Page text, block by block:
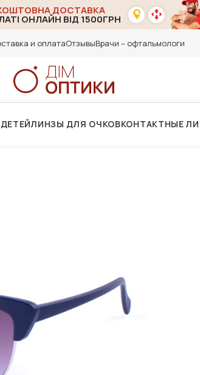
ДОСТАВКА
ОНЛАЙН ВІД 1500ГРН
и оплатаОтзывыВрачи – офтальмологи
ЛИНЗЫ ДЛЯ ОЧКОВКОНТАКТНЫЕ